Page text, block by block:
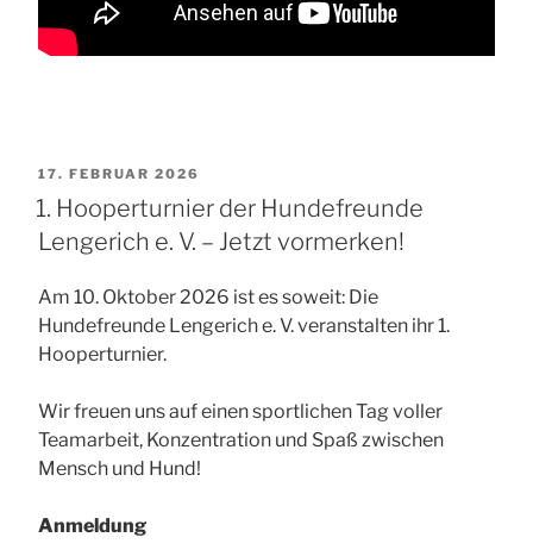
VERÖFFENTLICHT
AM
17. FEBRUAR 2026
1. Hooperturnier der Hundefreunde
Lengerich e. V. – Jetzt vormerken!
Am 10. Oktober 2026 ist es soweit: Die
Hundefreunde Lengerich e. V. veranstalten ihr 1.
Hooperturnier.
Wir freuen uns auf einen sportlichen Tag voller
Teamarbeit, Konzentration und Spaß zwischen
Mensch und Hund!
Anmeldung